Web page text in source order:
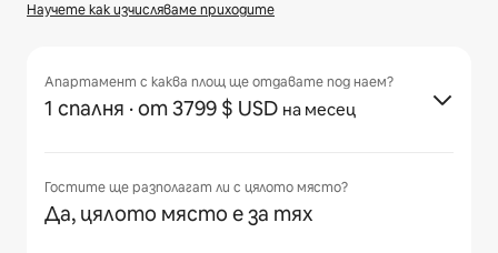
Научете как изчисляваме приходите
Апартамент с каква площ ще отдавате под наем?
1 спалня · от 3799 $ USD на месец
Гостите ще разполагат ли с цялото място?
Да, цялото място е за тях